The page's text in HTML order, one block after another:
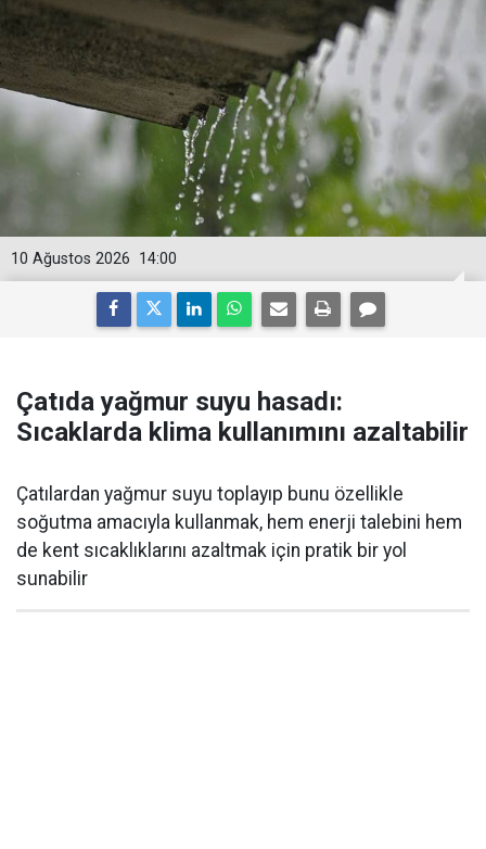
14:00
10 Ağustos 2026
Çatıda yağmur suyu hasadı:
Sıcaklarda klima kullanımını azaltabilir
Çatılardan yağmur suyu toplayıp bunu özellikle
soğutma amacıyla kullanmak, hem enerji talebini hem
de kent sıcaklıklarını azaltmak için pratik bir yol
sunabilir